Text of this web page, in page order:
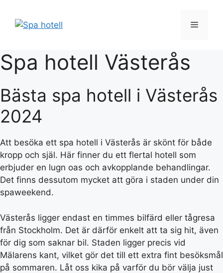
innehåll
Meny
Spa hotell Västerås
Bästa spa hotell i Västerås
2024
Att besöka ett spa hotell i Västerås är skönt för både
kropp och själ. Här finner du ett flertal hotell som
erbjuder en lugn oas och avkopplande behandlingar.
Det finns dessutom mycket att göra i staden under din
spaweekend.
Västerås ligger endast en timmes bilfärd eller tågresa
från Stockholm. Det är därför enkelt att ta sig hit, även
för dig som saknar bil. Staden ligger precis vid
Mälarens kant, vilket gör det till ett extra fint besöksmål
på sommaren. Låt oss kika på varför du bör välja just